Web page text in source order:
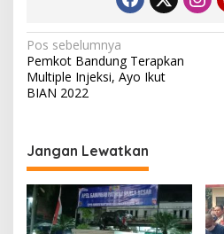
N
a
v
g
a
s
i
Pos sebelumnya
Pemkot Bandung Terapkan
Multiple Injeksi, Ayo Ikut
BIAN 2022
Jangan Lewatkan